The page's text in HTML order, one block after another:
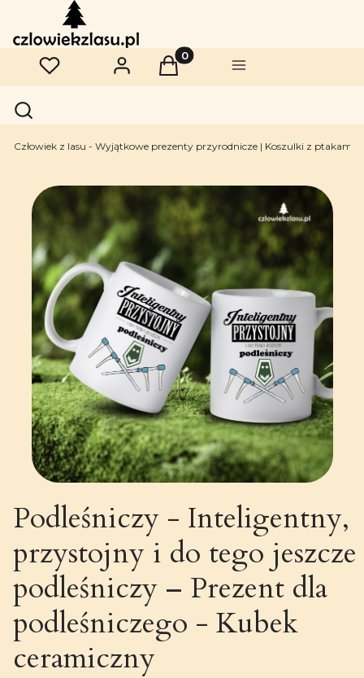
Ulubione Zaloguj sięProdukty w koszyku: 0.
Koszyk Menu
Otwórz wyszukiwarkę
Szukaj
Człowiek z lasu - Wyjątkowe prezenty przyrodnicze | Koszulki z ptakami |
Podleśniczy - Inteligentny,
przystojny i do tego jeszcze
podleśniczy – Prezent dla
podleśniczego - Kubek
ceramiczny